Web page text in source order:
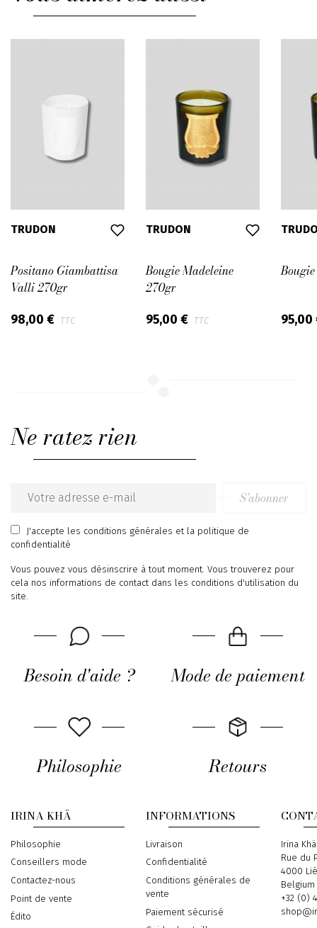
TRUDON
Positano Giambattisa
Valli 270gr
98,00 € TTC
TRUDON
Bougie Madeleine
270gr
95,00 € TTC
Ne ratez rien
Email
address
S’abonner
J'accepte les conditions générales et la politique de
confidentialité
Vous pouvez vous désinscrire à tout moment. Vous trouverez pour
cela nos informations de contact dans les conditions d'utilisation du
site.
Besoin d'aide ? Mode de paiement
Philosophie Retours
IRINA KHÄ
Philosophie
Conseillers mode
Contactez-nous
Point de vente
Édito
INFORMATIONS
Livraison
Confidentialité
Conditions générales de
vente
Paiement sécurisé
Address
Irina Khä
Rue du
4000
Belgium
Phone
+32 (0)
Email